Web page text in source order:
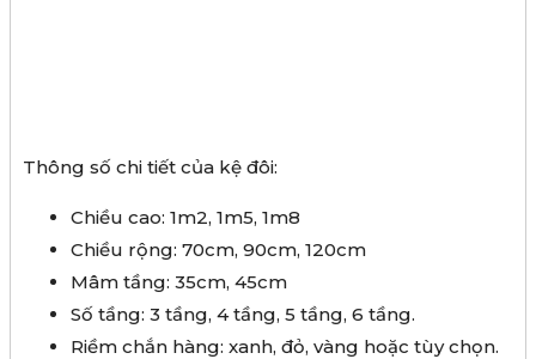
Thông số chi tiết của kệ đôi:
Chiều cao: 1m2, 1m5, 1m8
Chiều rộng: 70cm, 90cm, 120cm
Mâm tầng: 35cm, 45cm
Số tầng: 3 tầng, 4 tầng, 5 tầng, 6 tầng.
Riềm chắn hàng: xanh, đỏ, vàng hoặc tùy chọn.